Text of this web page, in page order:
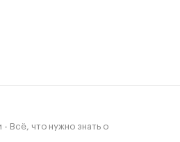
Всё, что нужно знать о